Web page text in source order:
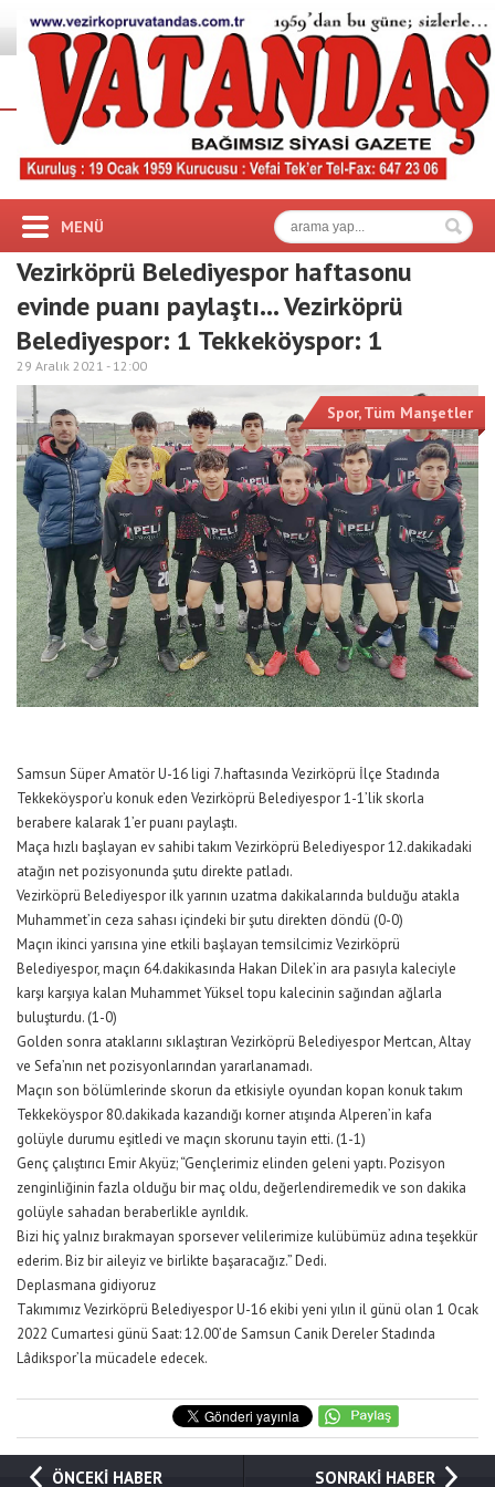
MENÜ
Vezirköprü Belediyespor haftasonu
evinde puanı paylaştı… Vezirköprü
Belediyespor: 1 Tekkeköyspor: 1
29 Aralık 2021 - 12:00
Spor,Tüm Manşetler
Samsun Süper Amatör U-16 ligi 7.haftasında Vezirköprü İlçe Stadında
Tekkeköyspor’u konuk eden Vezirköprü Belediyespor 1-1’lik skorla
berabere kalarak 1’er puanı paylaştı.
Maça hızlı başlayan ev sahibi takım Vezirköprü Belediyespor 12.dakikadaki
atağın net pozisyonunda şutu direkte patladı.
Vezirköprü Belediyespor ilk yarının uzatma dakikalarında bulduğu atakla
Muhammet’in ceza sahası içindeki bir şutu direkten döndü (0-0)
Maçın ikinci yarısına yine etkili başlayan temsilcimiz Vezirköprü
Belediyespor, maçın 64.dakikasında Hakan Dilek’in ara pasıyla kaleciyle
karşı karşıya kalan Muhammet Yüksel topu kalecinin sağından ağlarla
buluşturdu. (1-0)
Golden sonra ataklarını sıklaştıran Vezirköprü Belediyespor Mertcan, Altay
ve Sefa’nın net pozisyonlarından yararlanamadı.
Maçın son bölümlerinde skorun da etkisiyle oyundan kopan konuk takım
Tekkeköyspor 80.dakikada kazandığı korner atışında Alperen’in kafa
golüyle durumu eşitledi ve maçın skorunu tayin etti. (1-1)
Genç çalıştırıcı Emir Akyüz; “Gençlerimiz elinden geleni yaptı. Pozisyon
zenginliğinin fazla olduğu bir maç oldu, değerlendiremedik ve son dakika
golüyle sahadan beraberlikle ayrıldık.
Bizi hiç yalnız bırakmayan sporsever velilerimize kulübümüz adına teşekkür
ederim. Biz bir aileyiz ve birlikte başaracağız.” Dedi.
Deplasmana gidiyoruz
Takımımız Vezirköprü Belediyespor U-16 ekibi yeni yılın il günü olan 1 Ocak
2022 Cumartesi günü Saat: 12.00’de Samsun Canik Dereler Stadında
Lâdikspor’la mücadele edecek.
ÖNCEKİ HABER SONRAKİ HABER